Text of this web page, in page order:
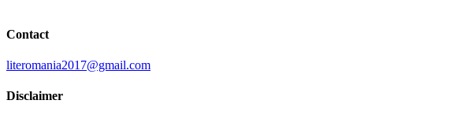
Contact
literomania2017@gmail.com
Disclaimer